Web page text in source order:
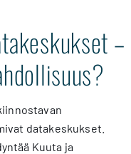
–
datakeskukset.
Kuuta ja